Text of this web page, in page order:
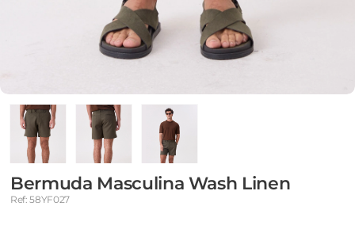
Bermuda Masculina Wash Linen
Ref: 58YF027